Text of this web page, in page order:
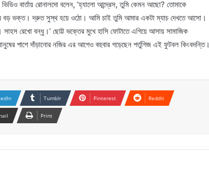
ভিডিও বার্তায় রোনালদো বলেন, ‘হ্যালো আন্দ্রেস, তুমি কেমন আছো? তোমাকে
বড় ভক্ত। দ্রুত সুস্থ হয়ে ওঠো। আমি চাই তুমি আমার একটা ম্যাচ দেখতে আসো।
রেখো বন্ধু।’ ছোট্ট ভক্তের মুখে হাসি ফোটাতে এগিয়ে আসায় সামাজিক
পাশে দাঁড়ানোর নজির এর আগেও বহুবার গড়েছেন পর্তুগিজ এই ফুটবল কিংবদন্তি।
Tumblr Pinterest Reddit
Print